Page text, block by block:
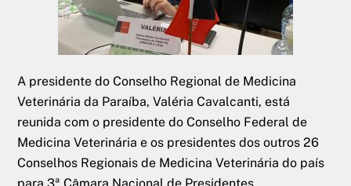
A presidente do Conselho Regional de Medicina
Veterinária da Paraíba, Valéria Cavalcanti, está
reunida com o presidente do Conselho Federal de
Medicina Veterinária e os presidentes dos outros 26
Conselhos Regionais de Medicina Veterinária do país